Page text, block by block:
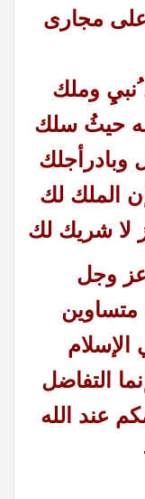
مجارى
وملك
حيثُ سلك
الملك لك
لا شريك لك
عز وجل
متساوين
التفاضل
عند الله